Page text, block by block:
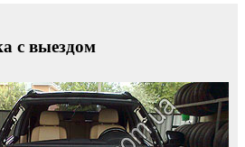
с выездом